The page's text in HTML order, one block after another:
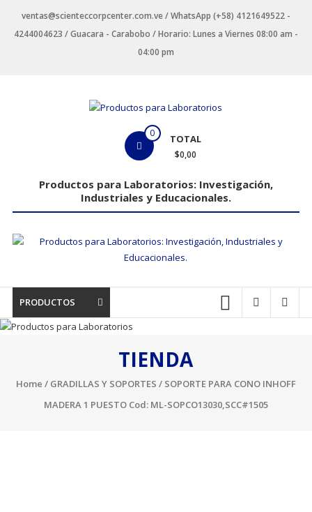
contenido
ventas@scienteccorpcenter.com.ve / WhatsApp (+58) 4121649522 -
4244004623 / Guacara - Carabobo / Horario: Lunes a Viernes 08:00 am -
04:00 pm
Laboratorios
Industriales
y
0 TOTAL
$0,00
Productos para Laboratorios: Investigación,
Industriales y Educacionales.
PRODUCTOS
TIENDA
Home / GRADILLAS Y SOPORTES / SOPORTE PARA CONO INHOFF
MADERA 1 PUESTO Cod: ML-SOPCO13030,SCC#1505